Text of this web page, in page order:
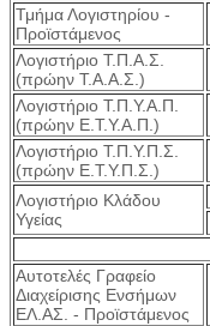
Τμήμα Λογιστηρίου -
Προϊστάμενος
Λογιστήριο Τ.Π.Α.Σ.
(πρώην Τ.Α.Α.Σ.)
Λογιστήριο Τ.Π.Υ.Α.Π.
(πρώην Ε.Τ.Υ.Α.Π.)
Λογιστήριο Τ.Π.Υ.Π.Σ.
(πρώην Ε.Τ.Υ.Π.Σ.)
Λογιστήριο Κλάδου
Υγείας
Αυτοτελές Γραφείο
Διαχείρισης Ενσήμων
ΕΛ.ΑΣ. - Προϊστάμενος